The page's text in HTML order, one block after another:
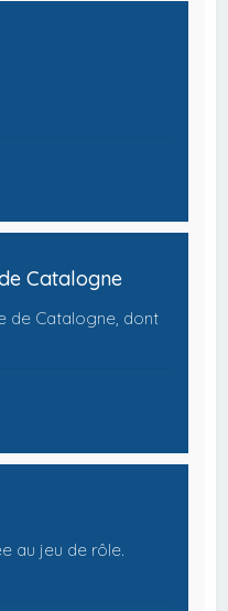
Catalogne
de Catalogne, dont
au jeu de rôle.